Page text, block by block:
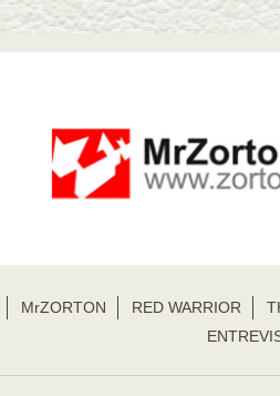
MrZORTON RED WARRIOR